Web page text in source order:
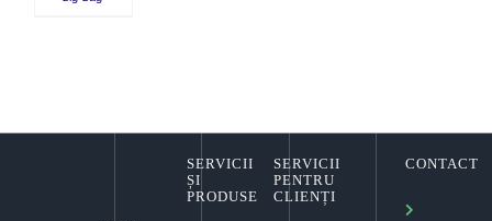
SERVICII
ȘI
PRODUSE
SERVICII
PENTRU
CLIENȚI
CONTACT